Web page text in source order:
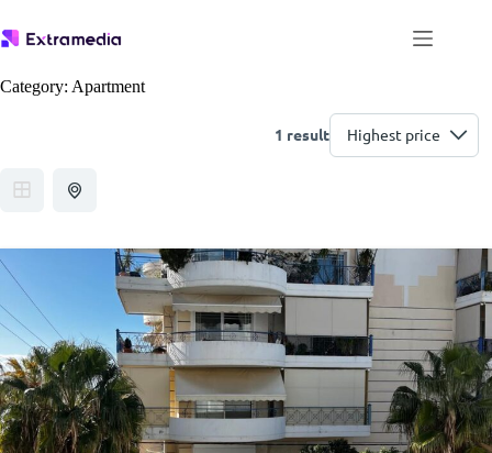
στο
περιεχόμενο
Category: Apartment
1 result